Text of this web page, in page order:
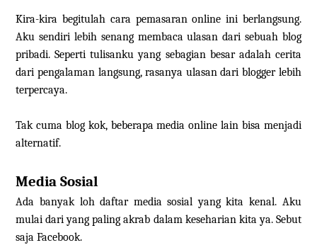
Kira-kira begitulah cara pemasaran online ini berlangsung.
Aku sendiri lebih senang membaca ulasan dari sebuah blog
pribadi. Seperti tulisanku yang sebagian besar adalah cerita
dari pengalaman langsung, rasanya ulasan dari blogger lebih
terpercaya.
Tak cuma blog kok, beberapa media online lain bisa menjadi
alternatif.
Media Sosial
Ada banyak loh daftar media sosial yang kita kenal. Aku
mulai dari yang paling akrab dalam keseharian kita ya. Sebut
saja Facebook.